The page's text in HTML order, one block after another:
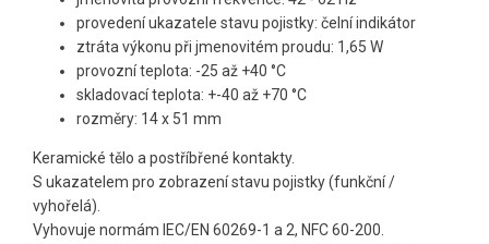
provedení ukazatele stavu pojistky: čelní indikátor
ztráta výkonu při jmenovitém proudu: 1,65 W
provozní teplota: -25 až +40 °C
skladovací teplota: +-40 až +70 °C
rozměry: 14 x 51 mm
Keramické tělo a postříbřené kontakty.
S ukazatelem pro zobrazení stavu pojistky (funkční /
vyhořelá).
Vyhovuje normám IEC/EN 60269-1 a 2, NFC 60-200.